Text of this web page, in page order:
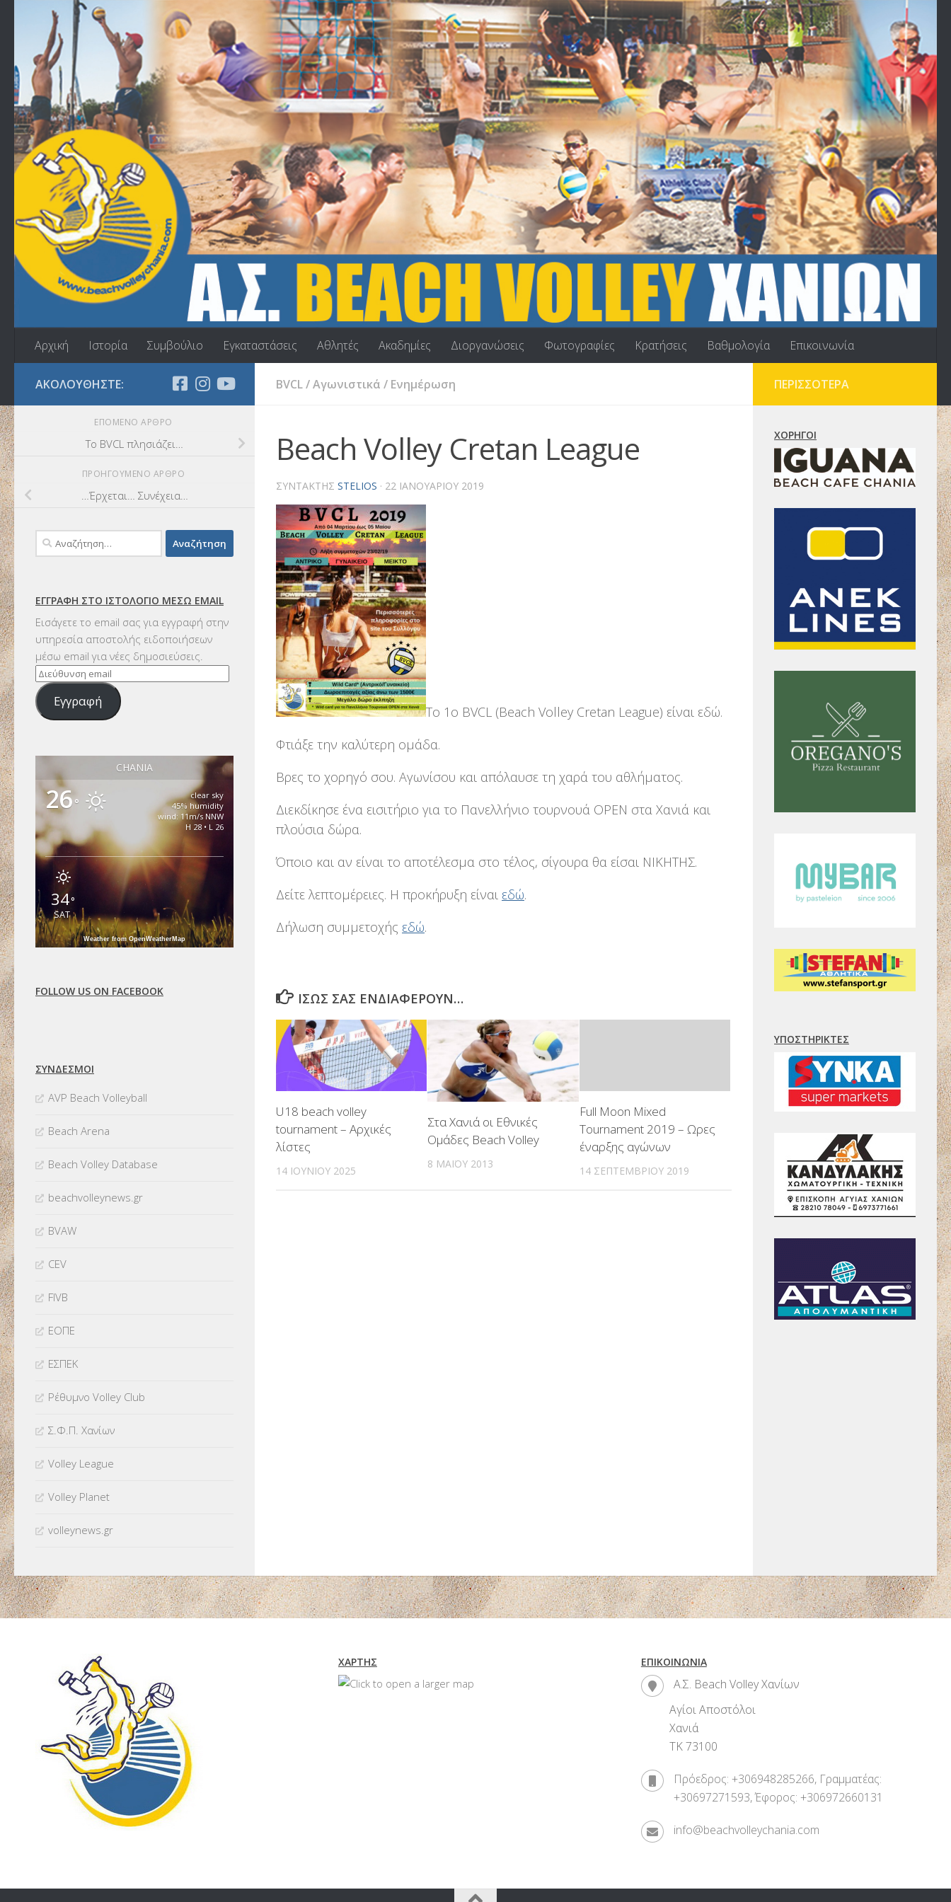
Skip to content
Αρχική Ιστορία Συμβούλιο Εγκαταστάσεις Αθλητές Ακαδημίες Διοργανώσεις Φωτογραφίες Κρατήσεις Βαθμολογία Επικοινωνία
BVCL/Αγωνιστικά / Ενημέρωση
Beach Volley Cretan League
ΣΥΝΤΆΚΤΗΣ STELIOS · 22 ΙΑΝΟΥΑΡΊΟΥ 2019
Το 1ο BVCL (Beach Volley Cretan League) είναι εδώ.
Φτιάξε την καλύτερη ομάδα.
Βρες το χορηγό σου. Αγωνίσου και απόλαυσε τη χαρά του αθλήματος.
Διεκδίκησε ένα εισιτήριο για το Πανελλήνιο τουρνουά OPEN στα Χανιά και
πλούσια δώρα.
Όποιο και αν είναι το αποτέλεσμα στο τέλος, σίγουρα θα είσαι ΝΙΚΗΤΗΣ.
Δείτε λεπτομέρειες. Η προκήρυξη είναι εδώ.
Δήλωση συμμετοχής εδώ.
ΊΣΩΣ ΣΑΣ ΕΝΔΙΑΦΈΡΟΥΝ…
U18 beach volley
tournament – Αρχικές
λίστες
14 ΙΟΥΝΊΟΥ 2025
Στα Χανιά οι Εθνικές
Ομάδες Beach Volley
8 ΜΑΪ́ΟΥ 2013
Full Moon Mixed
Tournament 2019 – Ωρες
έναρξης αγώνων
14 ΣΕΠΤΕΜΒΡΊΟΥ 2019
ΑΚΟΛΟΥΘΉΣΤΕ:
ΕΠΌΜΕΝΟ ΆΡΘΡΟ
To BVCL πλησιάζει…
ΠΡΟΗΓΟΎΜΕΝΟ ΆΡΘΡΟ
…Έρχεται… Συνέχεια…
Αναζήτηση
για:
ΕΓΓΡΑΦΉ ΣΤΟ ΙΣΤΟΛΌΓΙΟ ΜΈΣΩ EMAIL
Εισάγετε το email σας για εγγραφή στην
υπηρεσία αποστολής ειδοποιήσεων
μέσω email για νέες δημοσιεύσεις.
Διεύθυνση
email
Εγγραφή
CHANIA
26°
clear sky
45% humidity
wind: 11m/s NNW
H 28 • L 26
34°
SAT
Weather from OpenWeatherMap
FOLLOW US ON FACEBOOK
ΣΥΝΔΈΣΜΟΙ
AVP Beach Volleyball
Beach Arena
Beach Volley Database
beachvolleynews.gr
BVAW
CEV
FIVB
ΕΟΠΕ
ΕΣΠΕΚ
Ρέθυμνο Volley Club
Σ.Φ.Π. Χανίων
Volley League
Volley Planet
volleynews.gr
ΠΕΡΙΣΣΌΤΕΡΑ
ΧΟΡΗΓΟΊ
ΥΠΟΣΤΗΡΙΚΤΈΣ
ΧΆΡΤΗΣ ΕΠΙΚΟΙΝΩΝΊΑ
Α.Σ. Beach Volley Χανίων
Αγίοι Αποστόλοι
Χανιά
ΤΚ 73100
Πρόεδρος: +306948285266, Γραμματέας:
+30697271593, Έφορος: +306972660131
info@beachvolleychania.com